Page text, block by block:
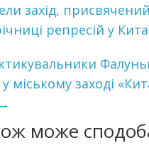
захід, присвячений
репресій у
міському заході
→
може